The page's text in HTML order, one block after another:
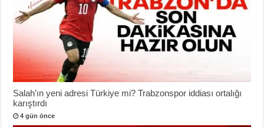
Salah’ın yeni adresi Türkiye mi? Trabzonspor iddiası ortalığı
karıştırdı
4 gün önce